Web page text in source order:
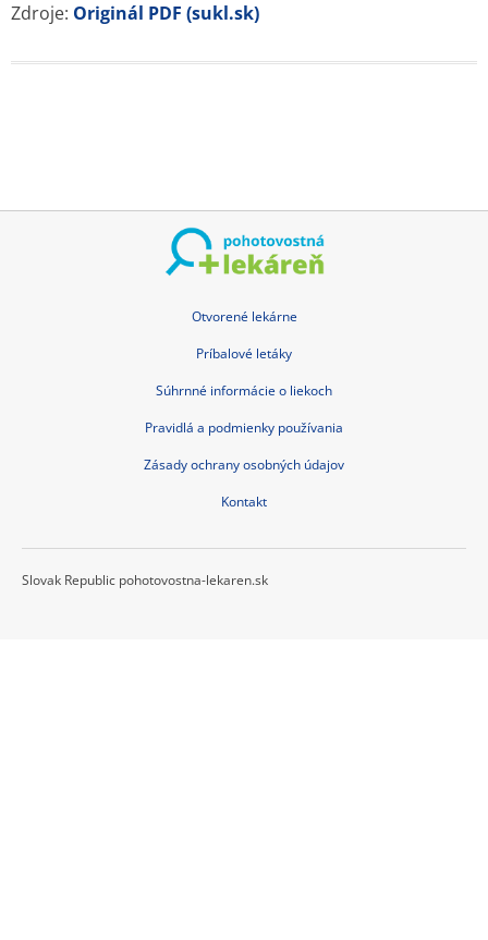
Zdroje: Originál PDF (sukl.sk)
Otvorené lekárne
Príbalové letáky
Súhrnné informácie o liekoch
Pravidlá a podmienky používania
Zásady ochrany osobných údajov
Kontakt
Slovak Republic pohotovostna-lekaren.sk